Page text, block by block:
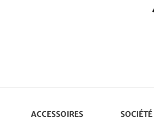
ACCESSOIRES SOCIÉTÉ